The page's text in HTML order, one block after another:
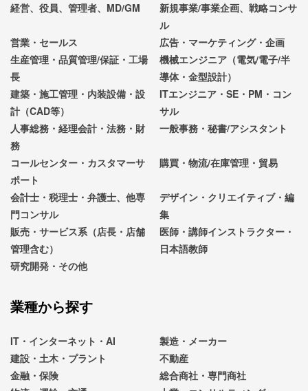
経営、役員、管理者、MD/GM
新規事業/事業企画、戦略コンサ
ル
営業・セールス
広告・マーケティング・企画
生産管理・品質管理/保証・工場
長
機械エンジニア（電気/電子/半
導体・金型設計）
建築・施工管理・内装設備・設
計（CAD等）
ITエンジニア・SE・PM・コン
サル
人事総務・経理会計・法務・財
務
一般事務・秘書/アシスタント
コールセンター・カスタマーサ
ポート
購買・物流/在庫管理・貿易
会計士・税理士・弁護士、他専
門コンサル
デザイン・クリエイティブ・編
集
販売・サービス系（店長・店舗
管理含む）
医師・講師インストラクター・
日本語教師
研究開発・その他
業種から探す
IT・インターネット・AI
製造・メーカー
建設・土木・プラント
不動産
金融・保険
総合商社・専門商社